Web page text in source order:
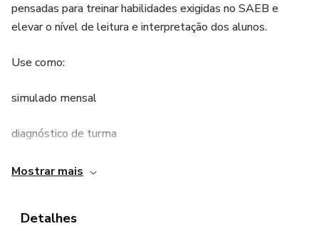
pensadas para treinar habilidades exigidas no SAEB e
elevar o nível de leitura e interpretação dos alunos.
Use como:
simulado mensal
diagnóstico de turma
reforço e recuperação
Mostrar mais
Detalhes